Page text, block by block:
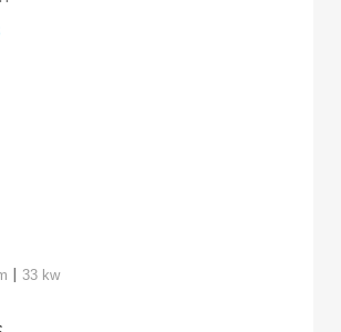
| 33 kw